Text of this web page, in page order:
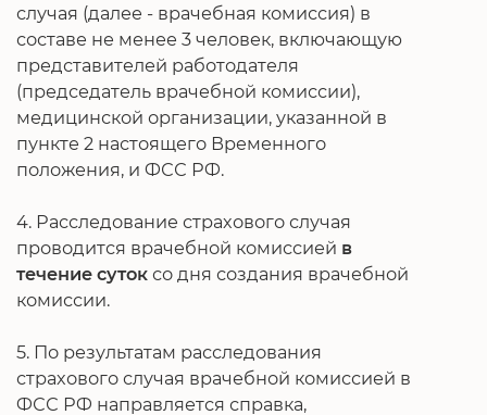
случая (далее - врачебная комиссия) в
составе не менее 3 человек, включающую
представителей работодателя
(председатель врачебной комиссии),
медицинской организации, указанной в
пункте 2 настоящего Временного
положения, и ФСС РФ.
4. Расследование страхового случая
проводится врачебной комиссией в
течение суток со дня создания врачебной
комиссии.
5. По результатам расследования
страхового случая врачебной комиссией в
ФСС РФ направляется справка,